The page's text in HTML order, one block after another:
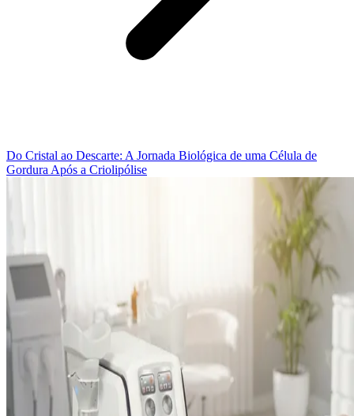
Do Cristal ao Descarte: A Jornada Biológica de uma Célula de
Gordura Após a Criolipólise